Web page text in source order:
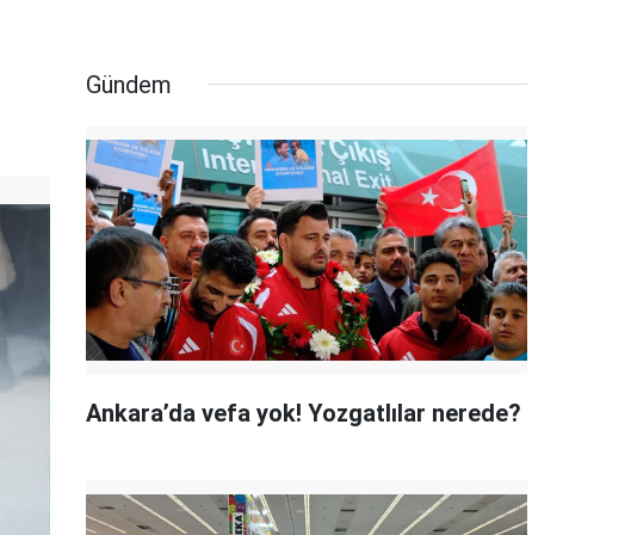
Gündem
Ankara’da vefa yok! Yozgatlılar nerede?